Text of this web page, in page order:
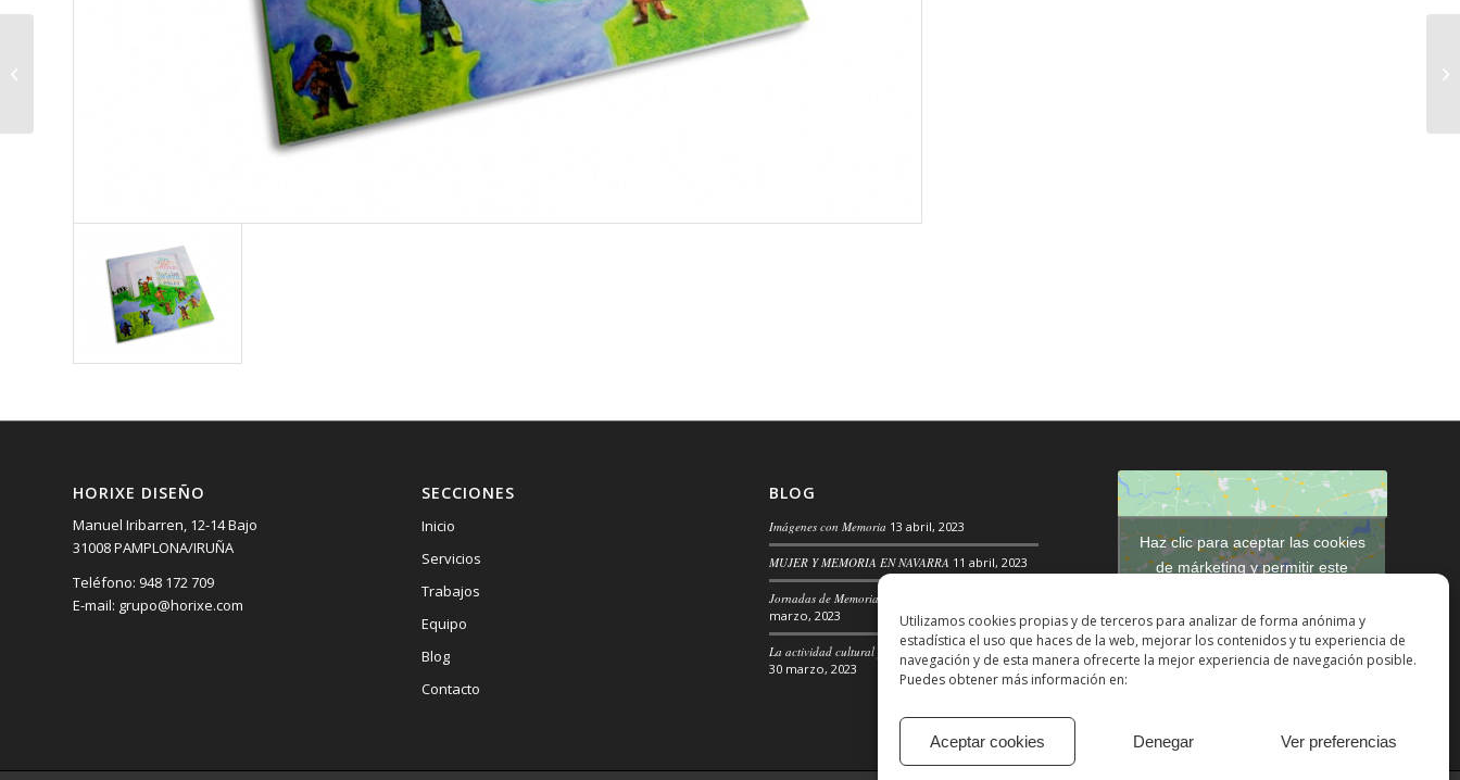
Utilizamos cookies propias y de terceros para analizar de forma anónima y
estadística el uso que haces de la web, mejorar los contenidos y tu experiencia de
navegación y de esta manera ofrecerte la mejor experiencia de navegación posible.
Puedes obtener más información en:
Aceptar cookies Denegar Ver preferencias
HORIXE DISEÑO
Manuel Iribarren, 12-14 Bajo
31008 PAMPLONA/IRUÑA
Teléfono: 948 172 709
E-mail: grupo@horixe.com
SECCIONES
Inicio
Servicios
Trabajos
Equipo
Blog
Contacto
BLOG
Imágenes con Memoria 13 abril, 2023
MUJER Y MEMORIA EN NAVARRA 11 abril, 2023
Jornadas de Memoria, Convivencia y DDHH
marzo, 2023
La actividad cultural para la transformación social
30 marzo, 2023
Haz clic para aceptar las cookies
de márketing y permitir este